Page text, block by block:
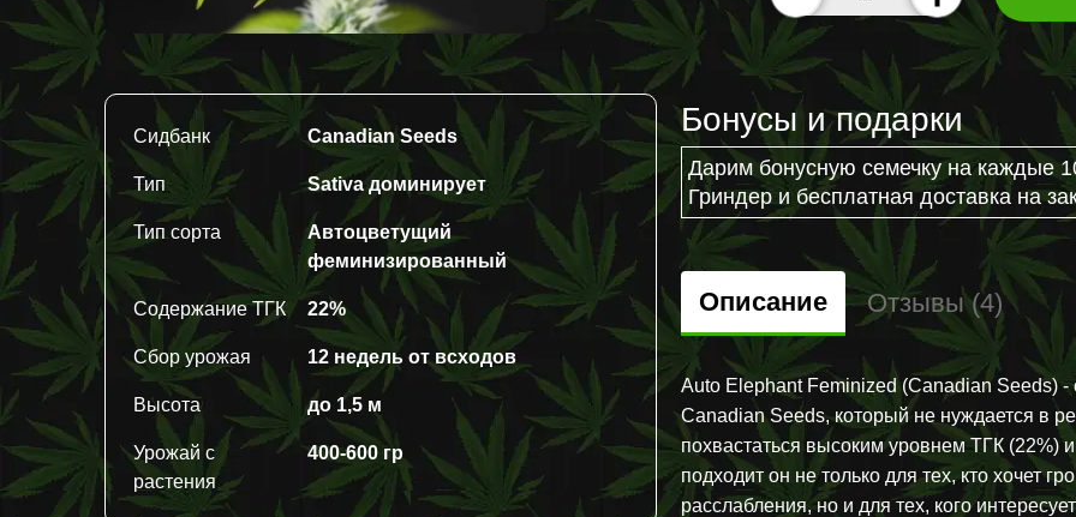
Сидбанк Canadian Seeds
Тип Sativa доминирует
Тип сорта
Автоцветущий
феминизированный
Содержание ТГК 22%
Сбор урожая 12 недель от всходов
Высота до 1,5 м
Урожай с
растения
400-600 гр
Бонусы и подарки
Дарим бонусную семечку на каждые
Гриндер и бесплатная доставка на
Описание Отзывы (4)
Auto Elephant Feminized (Canadian Seeds)
Canadian Seeds, который не нуждается в
похвастаться высоким уровнем ТГК
подходит он не только для тех, кто хочет
расслабления, но и для тех, кого